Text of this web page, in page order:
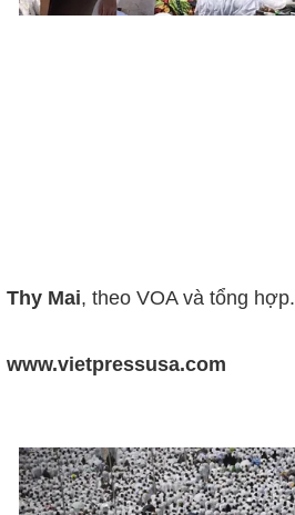
Thy Mai, theo VOA và tổng hợp.
www.vietpressusa.com